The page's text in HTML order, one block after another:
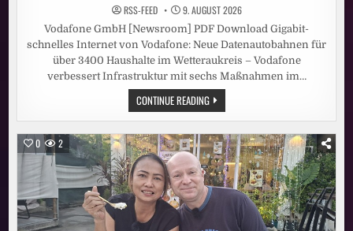
RSS-FEED 9. AUGUST 2026
Vodafone GmbH [Newsroom] PDF Download Gigabit-
schnelles Internet von Vodafone: Neue Datenautobahnen für
über 3400 Haushalte im Wetteraukreis – Vodafone
verbessert Infrastruktur mit sechs Maßnahmen im…
CONTINUE READINGGIGABIT-
SCHNELLES
INTERNET
VODAFONE:
NEUE
DATENAUTOBAHNEN
FÜR
ÜBER
3400
HAUSHALTE
WETTERAUKREIS
0 2